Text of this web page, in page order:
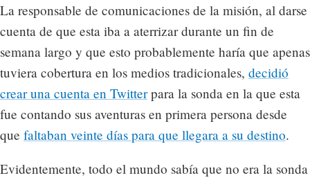
La responsable de comunicaciones de la misión, al darse
cuenta de que esta iba a aterrizar durante un fin de
semana largo y que esto probablemente haría que apenas
tuviera cobertura en los medios tradicionales, decidió
crear una cuenta en Twitterpara la sonda en la que esta
fue contando sus aventuras en primera persona desde
que faltaban veinte días para que llegara a su destino.
Evidentemente, todo el mundo sabía que no era la sonda